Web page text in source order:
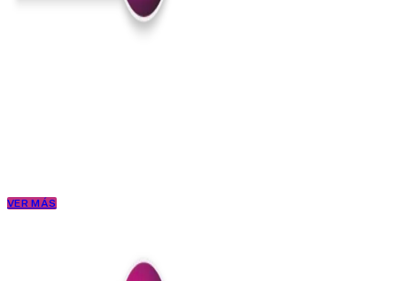
VER MÁS